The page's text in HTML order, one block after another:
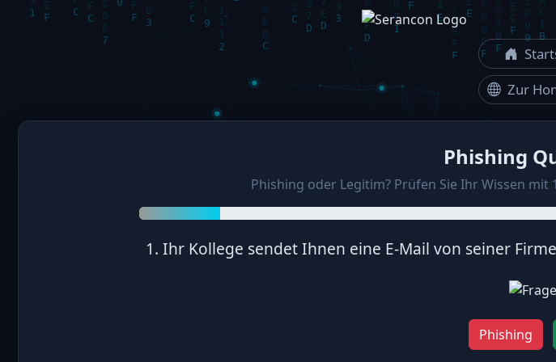
Zur
Phishing
Phishing oder Legitim? Prüfen Sie Ihr Wissen
1. Ihr Kollege sendet Ihnen eine E-Mail von seiner
Phishing